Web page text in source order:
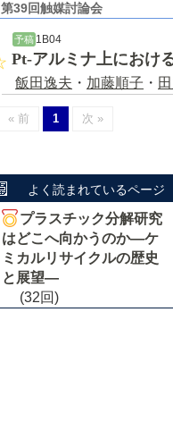
第39回触媒討論会
予稿 1B04
Pt-アルミナ上におけ
飯田逸夫 ・ 加藤順子 ・
« 前 1 次 »
よく読まれているページ
プラスチック分解研究
はどこへ向かうのか―ケ
ミカルリサイクルの歴史
と展望―
(32回)